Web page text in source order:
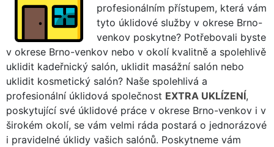
profesionálním přístupem, která vám
tyto úklidové služby v okrese Brno-
venkov poskytne? Potřebovali byste
v okrese Brno-venkov nebo v okolí kvalitně a spolehlivě
uklidit kadeřnický salón, uklidit masážní salón nebo
uklidit kosmetický salón? Naše spolehlivá a
profesionální úklidová společnost EXTRA UKLÍZENÍ,
poskytující své úklidové práce v okrese Brno-venkov i v
širokém okolí, se vám velmi ráda postará o jednorázové
i pravidelné úklidy vašich salónů. Poskytneme vám